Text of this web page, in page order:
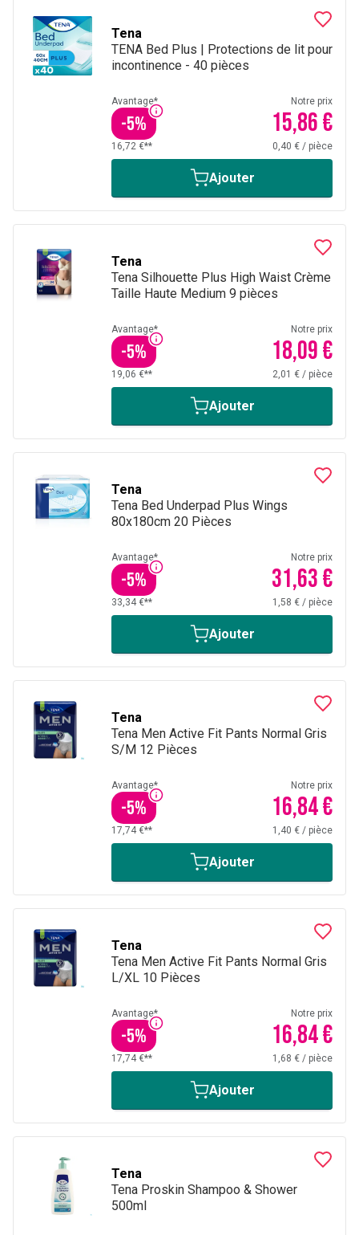
Tena
TENA Bed Plus | Protections de lit pour
incontinence - 40 pièces
Avantage*
-5%
Notre prix
15,86 €
16,72 €** 0,40 € / pièce
Ajouter
Tena
Tena Silhouette Plus High Waist Crème
Taille Haute Medium 9 pièces
Avantage*
-5%
Notre prix
18,09 €
19,06 €** 2,01 € / pièce
Ajouter
Tena
Tena Bed Underpad Plus Wings
80x180cm 20 Pièces
Avantage*
-5%
Notre prix
31,63 €
33,34 €** 1,58 € / pièce
Ajouter
Tena
Tena Men Active Fit Pants Normal Gris
S/M 12 Pièces
Avantage*
-5%
Notre prix
16,84 €
17,74 €** 1,40 € / pièce
Ajouter
Tena
Tena Men Active Fit Pants Normal Gris
L/XL 10 Pièces
Avantage*
-5%
Notre prix
16,84 €
17,74 €** 1,68 € / pièce
Ajouter
Tena
Tena Proskin Shampoo & Shower
500ml